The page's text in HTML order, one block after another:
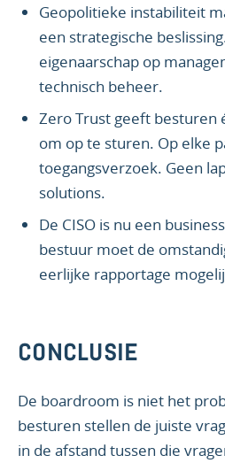
Geopolitieke instabiliteit
een strategische
eigenaarschap op
technisch beheer.
Zero Trust geeft besturen
om op te sturen. Op elke
toegangsverzoek. Geen
solutions.
De CISO is nu een
bestuur moet de
eerlijke rapportage
CONCLUSIE
De boardroom is niet het
besturen stellen de juiste
in de afstand tussen die